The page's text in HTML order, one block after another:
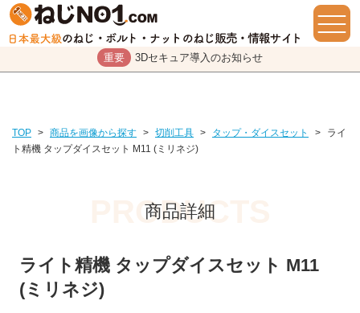
重要 3Dセキュア導入のお知らせ
TOP > 商品を画像から探す > 切削工具 > タップ・ダイスセット >
ライ
ト精機 タップダイスセット M11 (ミリネジ)
商品詳細
ライト精機 タップダイスセット M11
(ミリネジ)